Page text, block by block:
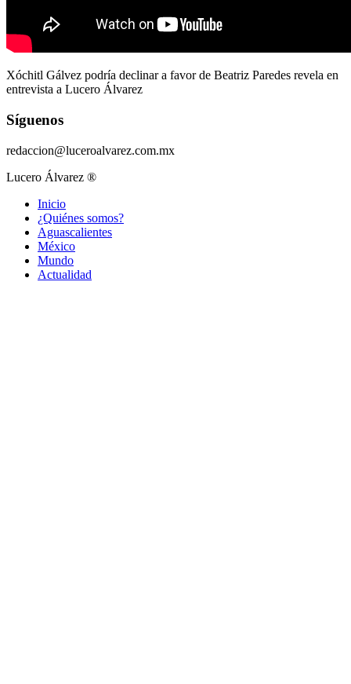
Xóchitl Gálvez podría declinar a favor de Beatriz Paredes revela en
entrevista a Lucero Álvarez
Síguenos
redaccion@luceroalvarez.com.mx
Lucero Álvarez ®
Inicio
¿Quiénes somos?
Aguascalientes
México
Mundo
Actualidad